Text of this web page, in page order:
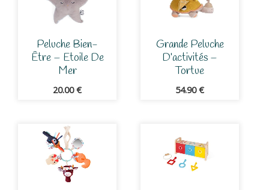
Peluche Bien-
Être – Etoile De
Mer
20.00€
Grande Peluche
D’activités –
Tortue
54.90€